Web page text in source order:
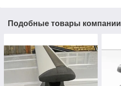
Подобные товары компании